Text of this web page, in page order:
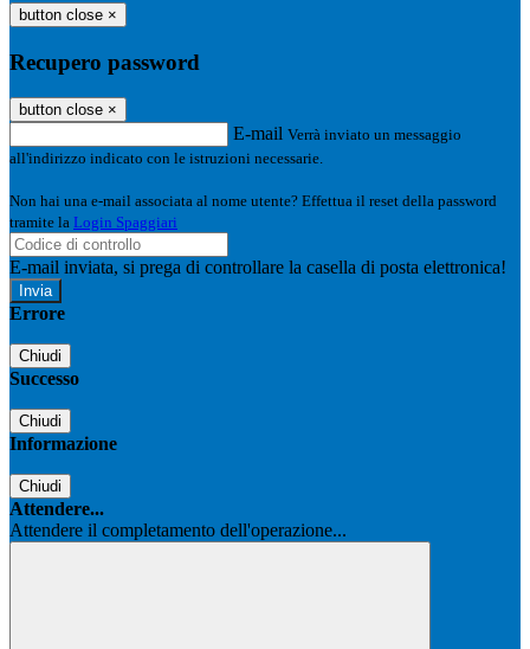
button close ×
Recupero password
button close ×
E-mail Verrà inviato un messaggio
all'indirizzo indicato con le istruzioni necessarie.
Non hai una e-mail associata al nome utente? Effettua il reset della password
tramite la Login Spaggiari
E-mail inviata, si prega di controllare la casella di posta elettronica!
Errore
Chiudi
Successo
Chiudi
Informazione
Chiudi
Attendere...
Attendere il completamento dell'operazione...